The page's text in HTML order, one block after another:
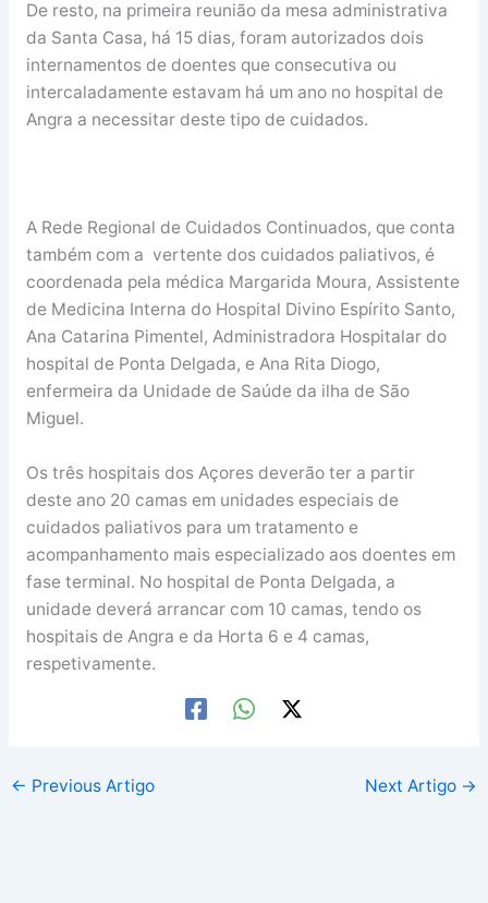
De resto, na primeira reunião da mesa administrativa
da Santa Casa, há 15 dias, foram autorizados dois
internamentos de doentes que consecutiva ou
intercaladamente estavam há um ano no hospital de
Angra a necessitar deste tipo de cuidados.
A Rede Regional de Cuidados Continuados, que conta
também com a vertente dos cuidados paliativos, é
coordenada pela médica Margarida Moura, Assistente
de Medicina Interna do Hospital Divino Espírito Santo,
Ana Catarina Pimentel, Administradora Hospitalar do
hospital de Ponta Delgada, e Ana Rita Diogo,
enfermeira da Unidade de Saúde da ilha de São
Miguel.
Os três hospitais dos Açores deverão ter a partir
deste ano 20 camas em unidades especiais de
cuidados paliativos para um tratamento e
acompanhamento mais especializado aos doentes em
fase terminal. No hospital de Ponta Delgada, a
unidade deverá arrancar com 10 camas, tendo os
hospitais de Angra e da Horta 6 e 4 camas,
respetivamente.
← Previous Artigo Next Artigo →